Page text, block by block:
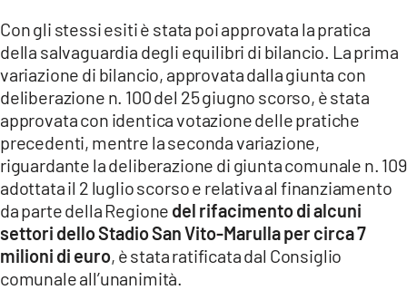
Con gli stessi esiti è stata poi approvata la pratica
della salvaguardia degli equilibri di bilancio. La prima
variazione di bilancio, approvata dalla giunta con
deliberazione n. 100 del 25 giugno scorso, è stata
approvata con identica votazione delle pratiche
precedenti, mentre la seconda variazione,
riguardante la deliberazione di giunta comunale n. 109
adottata il 2 luglio scorso e relativa al finanziamento
da parte della Regione del rifacimento di alcuni
settori dello Stadio San Vito-Marulla per circa 7
milioni di euro, è stata ratificata dal Consiglio
comunale all’unanimità.